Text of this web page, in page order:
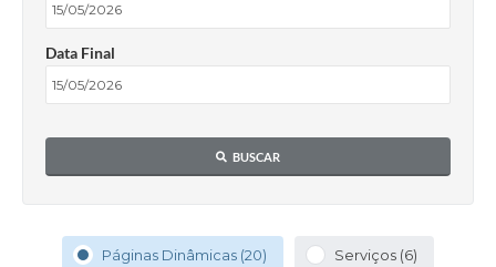
Data Final
BUSCAR
Páginas Dinâmicas (20) Serviços (6)